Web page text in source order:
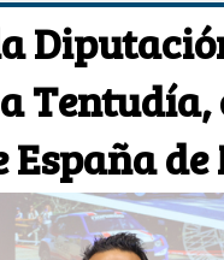
España